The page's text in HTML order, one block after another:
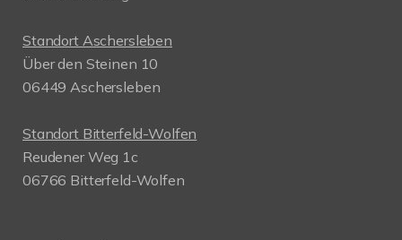
Standort Aschersleben
Über den Steinen 10
06449 Aschersleben
Standort Bitterfeld-Wolfen
Reudener Weg 1c
06766 Bitterfeld-Wolfen